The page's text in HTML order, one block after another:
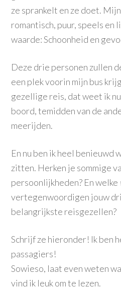
ze sprankelt en ze doet.
romantisch, puur, speels en
waarde: Schoonheid en
Deze drie personen zullen
een plek voorin mijn bus
gezellige reis, dat weet ik
boord, temidden van de
meerijden.
En nu ben ik heel benieuwd
zitten. Herken je sommige
persoonlijkheden? En welke
vertegenwoordigen jouw
belangrijkste reisgezellen?
Schrijf ze hieronder! Ik ben
passagiers!
Sowieso, laat even weten
vind ik leuk om te lezen.